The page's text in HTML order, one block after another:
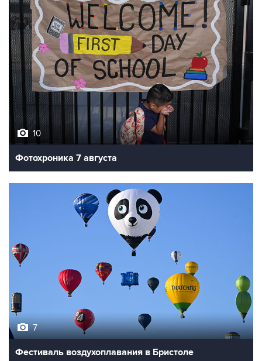
10
Фотохроника 7 августа
7
Фестиваль воздухоплавания в Бристоле